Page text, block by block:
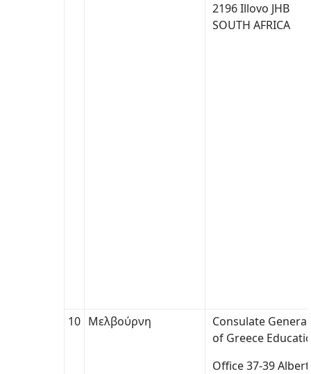
2196 Illovo JHB
SOUTH AFRICA
10 Μελβούρνη
Consulate General
of Greece
Office 37-39 Albert